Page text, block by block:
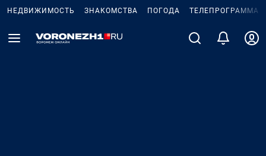
НЕДВИЖИМОСТЬ ЗНАКОМСТВА ПОГОДА ТЕЛЕПРОГРАММА